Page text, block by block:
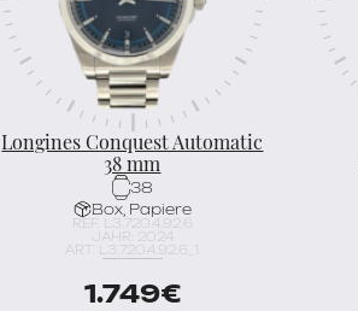
Longines Conquest Automatic
38 mm
38
Box, Papiere
REF. L3.720.4.92.6
JAHR: 2024
ART. L3.720.4.92.6_1
1.749€